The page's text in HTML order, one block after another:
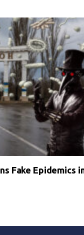
Fake Epidemics